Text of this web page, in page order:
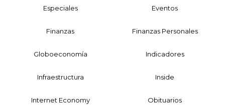
Especiales Eventos
Finanzas Finanzas Personales
Globoeconomía Indicadores
Infraestructura Inside
Internet Economy Obituarios